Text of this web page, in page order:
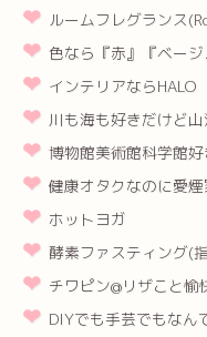
ルームフレグランス
色なら『赤』『ベージ
インテリアならHALO
川も海も好きだけど
博物館美術館科学館好
健康オタクなのに愛煙
ホットヨガ
酵素ファスティング(
チワピン@リザこと愉
DIYでも手芸でもなん